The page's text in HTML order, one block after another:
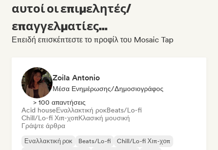
αυτοί οι επιμελητές/
επαγγελματίες...
Επειδή επισκέπτεστε το προφίλ του Mosaic Tap
Zoila Antonio
Μέσα Ενημέρωσης/Δημοσιογράφος
> 100 απαντήσεις
Acid houseΕναλλακτική ροκBeats/Lo-fi
Chill/Lo-fi Χιπ-χοπΚλασική μουσική
Γράψτε άρθρα
Εναλλακτική ροκ Beats/Lo-fi
Chill/Lo-fi Χιπ-χοπ